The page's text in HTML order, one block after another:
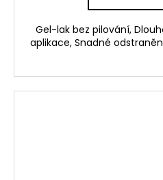
Gel-lak bez pilování,
aplikace, Snadné